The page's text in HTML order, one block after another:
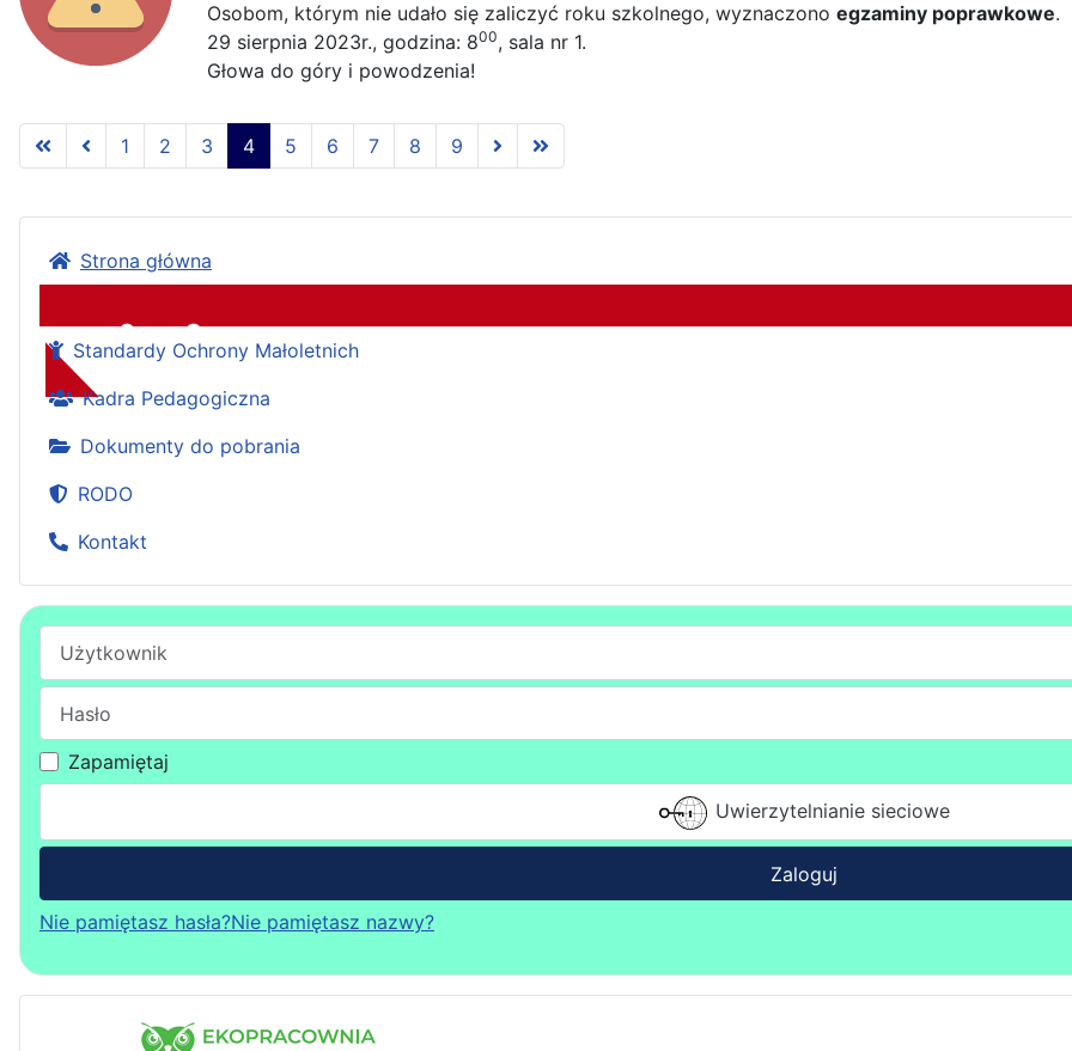
Osobom, którym nie udało się zaliczyć roku szkolnego, wyznaczono egzaminy poprawkowe.
29 sierpnia 2023r., godzina: 800, sala nr 1.
Głowa do góry i powodzenia!
1 2 3 4 5 6 7 8 9
Strona główna
Standardy Ochrony Małoletnich
Kadra Pedagogiczna
Dokumenty do pobrania
RODO
Kontakt
Zapamiętaj
Uwierzytelnianie sieciowe
Zaloguj
Nie pamiętasz hasła?Nie pamiętasz nazwy?